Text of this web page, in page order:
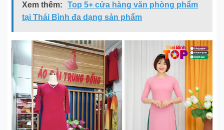
Xem thêm:
Top 5+ cửa hàng văn phòng phẩm
tại Thái Bình đa dạng sản phẩm